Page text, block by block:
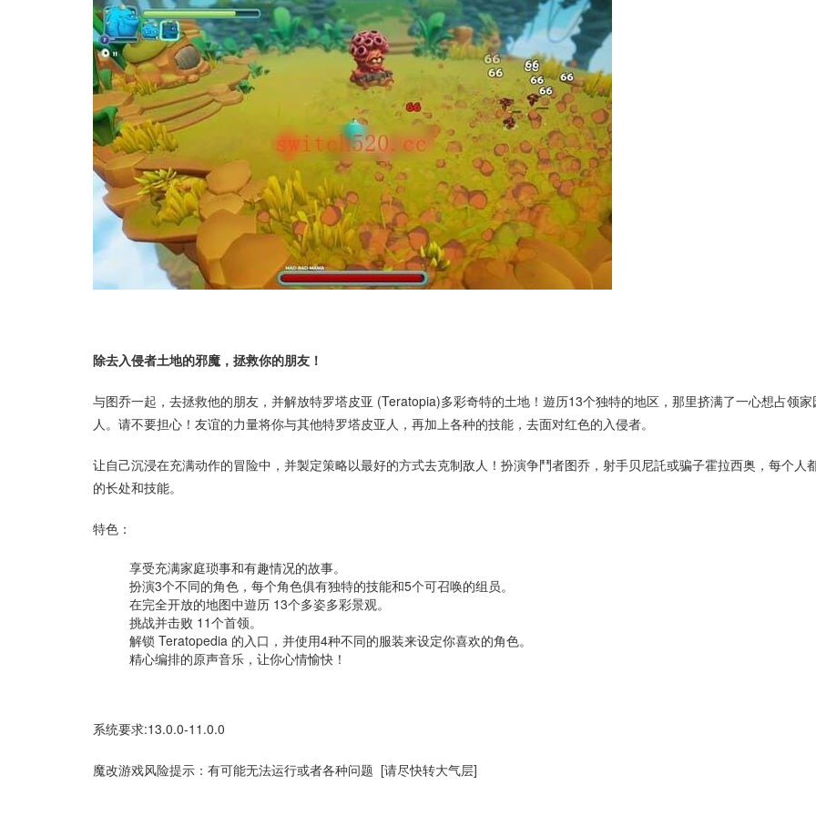
除去入侵者土地的邪魔，拯救你的朋友！
与图乔一起，去拯救他的朋友，并解放特罗塔皮亚 (Teratopia)多彩奇特的土地！遊历13个独特的地区，那里挤满了一心想占领家
人。请不要担心！友谊的力量将你与其他特罗塔皮亚人，再加上各种的技能，去面对红色的入侵者。
让自己沉浸在充满动作的冒险中，并製定策略以最好的方式去克制敌人！扮演争鬥者图乔，射手贝尼託或骗子霍拉西奥，每个人
的长处和技能。
特色：
享受充满家庭琐事和有趣情况的故事。
扮演3个不同的角色，每个角色俱有独特的技能和5个可召唤的组员。
在完全开放的地图中遊历 13个多姿多彩景观。
挑战并击败 11个首领。
解锁 Teratopedia 的入口，并使用4种不同的服装来设定你喜欢的角色。
精心编排的原声音乐，让你心情愉快！
系统要求:13.0.0-11.0.0
魔改游戏风险提示：有可能无法运行或者各种问题 [请尽快转大气层]